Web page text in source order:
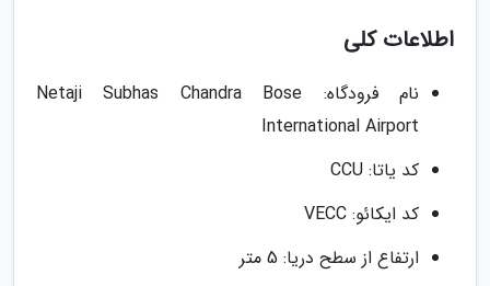
اطلاعات کلی
نام فرودگاه: Netaji Subhas Chandra Bose
International Airport
کد یاتا: CCU
کد ایکائو: VECC
ارتفاع از سطح دریا: 5 متر